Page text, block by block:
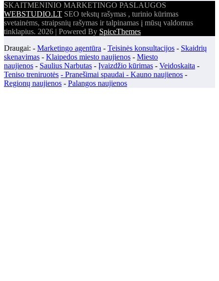
SKAITMENINIO MARKETINGO PASLAUGOS
WEBSTUDIO.LT SEO tekstų rašymas , turinio kūrimas
svetainėms, straipsnių rašymas ir talpinamas į mūsų valdomus
tinklapius. 2026 | Powered By SpiceThemes
Draugai: - Marketingo agentūra - Teisinės konsultacijos - Skaidrių
skenavimas - Klaipedos miesto naujienos - Miesto
naujienos - Saulius Narbutas - Įvaizdžio kūrimas - Veidoskaita -
Teniso treniruotės - Pranešimai spaudai - Kauno naujienos -
Regionų naujienos - Palangos naujienos